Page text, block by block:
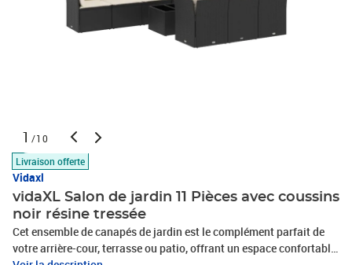
1 /10
Livraison offerte
Vidaxl
vidaXL Salon de jardin 11 Pièces avec coussins
noir résine tressée
Cet ensemble de canapés de jardin est le complément parfait de
votre arrière-cour, terrasse ou patio, offrant un espace confortable